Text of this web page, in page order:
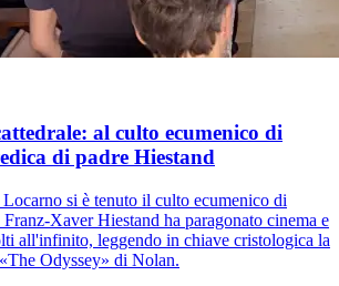
al culto ecumenico di
di padre Hiestand
si è tenuto il culto ecumenico di
Xaver Hiestand ha paragonato cinema e
all'infinito, leggendo in chiave cristologica la
Odyssey» di Nolan.